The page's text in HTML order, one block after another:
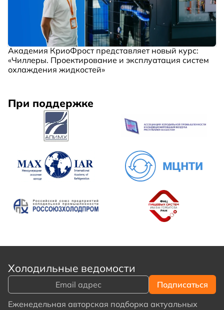
Академия КриоФрост представляет новый курс:
«Чиллеры. Проектирование и эксплуатация систем
охлаждения жидкостей»
При поддержке
Холодильные ведомости
Еженедельная авторская подборка актуальных